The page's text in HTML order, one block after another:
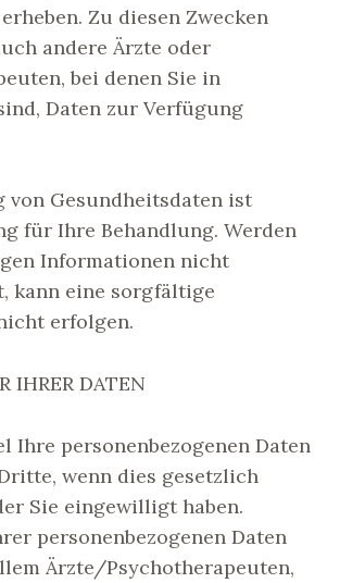
Zu diesen Zwecken
andere Ärzte oder
bei denen Sie in
Daten zur Verfügung
von Gesundheitsdaten ist
für Ihre Behandlung. Werden
Informationen nicht
kann eine sorgfältige
erfolgen.
IHRER DATEN
Ihre personenbezogenen Daten
wenn dies gesetzlich
Sie eingewilligt haben.
personenbezogenen Daten
Ärzte/Psychotherapeuten,